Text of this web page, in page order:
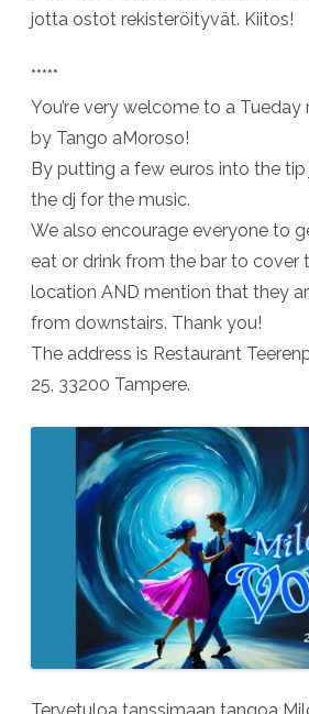
jotta ostot rekisteröityvät. Kiitos!
*****
You’re very welcome to a
by Tango aMoroso!
By putting a few euros into the tip
the dj for the music.
We also encourage everyone to
eat or drink from the bar to cover
location AND mention that they
from downstairs. Thank you!
The address is Restaurant
25, 33200 Tampere.